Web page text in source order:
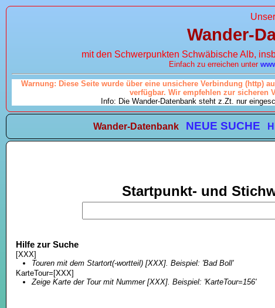
Wander-
mit den Schwerpunkten Schwäbische Alb,
Einfach zu erreichen unter
Warnung: Diese Seite wurde über eine unsichere Verbindung (http)
verfügbar. Wir empfehlen zur sicheren
Info: Die Wander-Datenbank steht z.Zt. nur
Wander-Datenbank NEUE SUCHE
Startpunkt- und
Hilfe zur Suche
[XXX]
Touren mit dem Startort(-wortteil) [XXX]. Beispiel: 'Bad Boll'
KarteTour=[XXX]
Zeige Karte der Tour mit Nummer [XXX]. Beispiel: 'KarteTour=156'